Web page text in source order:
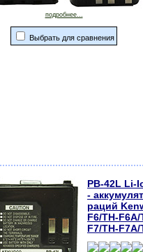
подробнее...
Выбрать для сравнения
PB-42L Li-
-
раций
F6/TH-F6A/
F7/TH-F7A/